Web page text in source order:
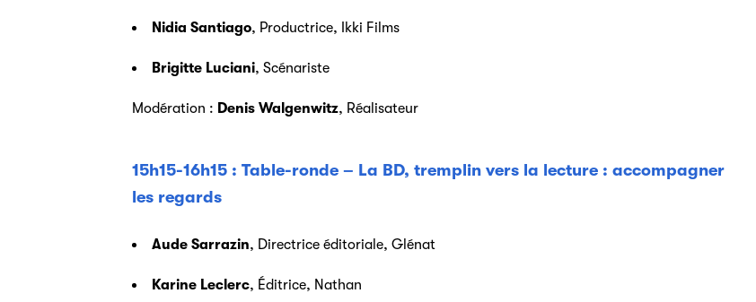
Nidia Santiago, Productrice, Ikki Films
Brigitte Luciani, Scénariste
Modération : Denis Walgenwitz, Réalisateur
15h15-16h15 : Table-ronde – La BD, tremplin vers la lecture : accompagner
les regards
Aude Sarrazin, Directrice éditoriale, Glénat
Karine Leclerc, Éditrice, Nathan